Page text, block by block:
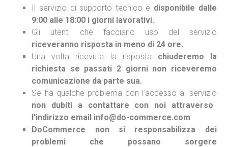
Il servizio di supporto tecnico è disponibile dalle
9:00 alle 18:00 i giorni lavorativi.
Gli utenti che facciano uso del servizio
riceveranno risposta in meno di 24 ore.
Una volta ricevuta la risposta chiuderemo la
richiesta se passati 2 giorni non riceveremo
comunicazione da parte sua.
Se ha qualche problema con l’accesso al servizio
non dubiti a contattare con noi attraverso
l’indirizzo email info@do-commerce.com
DoCommerce non si responsabilizza dei
problemi che possano sorgere